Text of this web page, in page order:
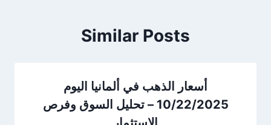
Similar Posts
أسعار الذهب في ألمانيا اليوم
10/22/2025 – تحليل السوق وفرص